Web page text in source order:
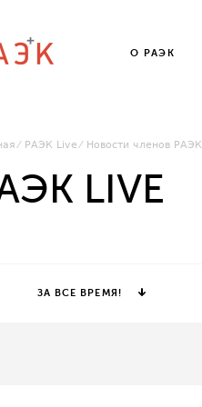
О РАЭК
РАЭК Live Новости членов РАЭК
LIVE
ЗА ВСЕ ВРЕМЯ!